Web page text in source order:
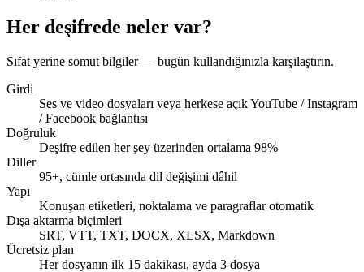
00:12
Tamam — ama fiyat sayfası o zamana kadar bitmeli.
Her deşifrede neler var?
Sıfat yerine somut bilgiler — bugün kullandığınızla karşılaştırın.
Girdi
Ses ve video dosyaları veya herkese açık YouTube / Instagram
/ Facebook bağlantısı
Doğruluk
Deşifre edilen her şey üzerinden ortalama 98%
Diller
95+, cümle ortasında dil değişimi dâhil
Yapı
Konuşan etiketleri, noktalama ve paragraflar otomatik
Dışa aktarma biçimleri
SRT, VTT, TXT, DOCX, XLSX, Markdown
Ücretsiz plan
Her dosyanın ilk 15 dakikası, ayda 3 dosya